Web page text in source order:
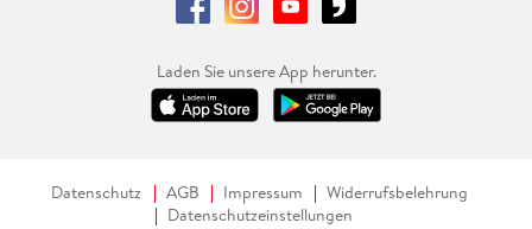
Laden Sie unsere App herunter.
Datenschutz AGB Impressum
Widerrufsbelehrung
Datenschutzeinstellungen